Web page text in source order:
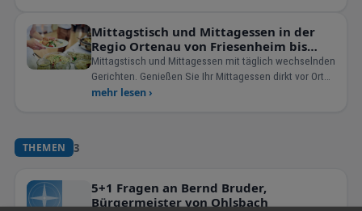
Mittagstisch und Mittagessen in der
Regio Ortenau von Friesenheim bis
Offenburg
Mittagstisch und Mittagessen mit täglich wechselnden
Gerichten. Genießen Sie Ihr Mittagessen dirkt vor Ort
im
mehr lesen ›
THEMEN 3
5+1 Fragen an Bernd Bruder,
Bürgermeister von Ohlsbach